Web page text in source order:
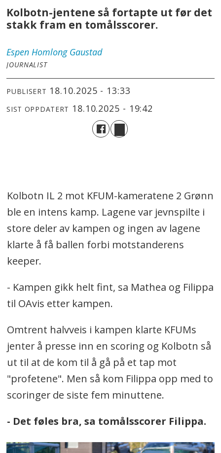
Kolbotn-jentene så fortapte ut før det
stakk fram en tomålsscorer.
Espen Homlong Gaustad
JOURNALIST
PUBLISERT 18.10.2025 - 13:33
SIST OPPDATERT 18.10.2025 - 19:42
Kolbotn IL 2 mot KFUM-kameratene 2 Grønn
ble en intens kamp. Lagene var jevnspilte i
store deler av kampen og ingen av lagene
klarte å få ballen forbi motstanderens
keeper.
- Kampen gikk helt fint, sa Mathea og Filippa
til OAvis etter kampen.
Omtrent halvveis i kampen klarte KFUMs
jenter å presse inn en scoring og Kolbotn så
ut til at de kom til å gå på et tap mot
"profetene". Men så kom Filippa opp med to
scoringer de siste fem minuttene.
- Det føles bra, sa tomålsscorer Filippa.